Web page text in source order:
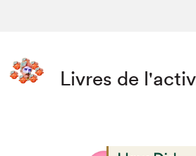
Livres de